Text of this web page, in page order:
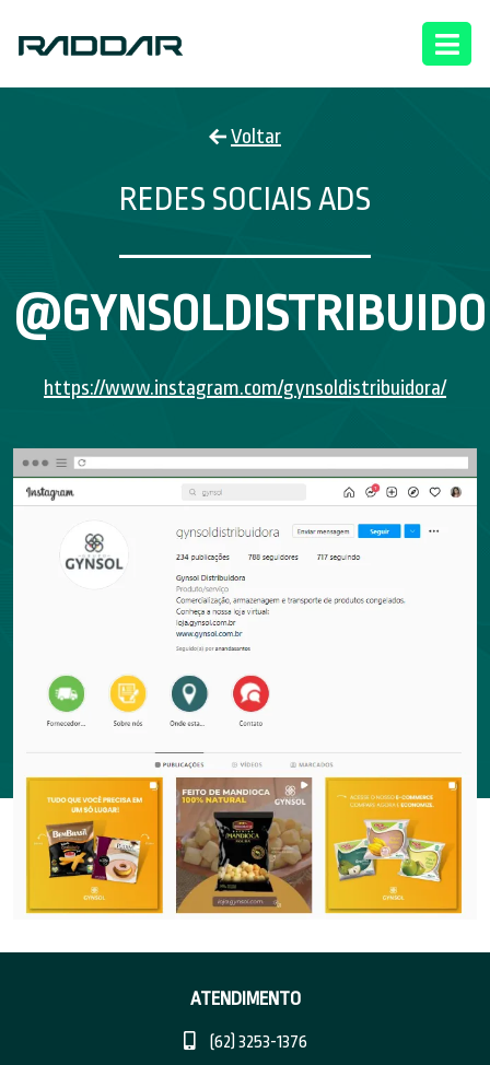
Voltar
REDES SOCIAIS ADS
https://www.instagram.com/gynsoldistribuidora/
ATENDIMENTO
(62) 3253-1376